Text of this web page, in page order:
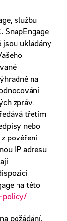
službu
SnapEngage
jsou ukládány
na
zpráv.
třetím
nebo
pověření
IP adresu
na této
policy/
požádání,